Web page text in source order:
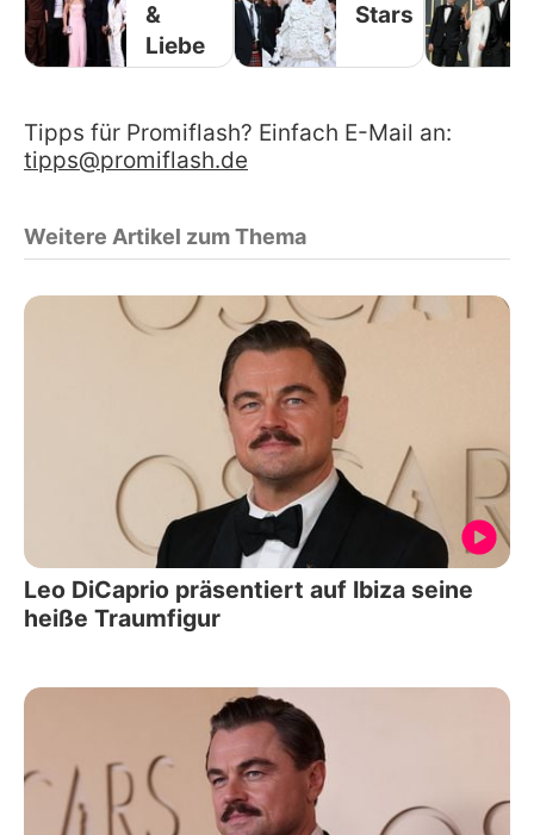
&
Liebe
Stars
Tipps für Promiflash? Einfach E-Mail an:
tipps@promiflash.de
Weitere Artikel zum Thema
Leo DiCaprio präsentiert auf Ibiza seine
heiße Traumfigur